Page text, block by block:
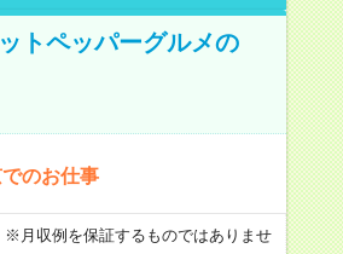
トペッパーグルメの
のお仕事
月収例を保証するものではありませ